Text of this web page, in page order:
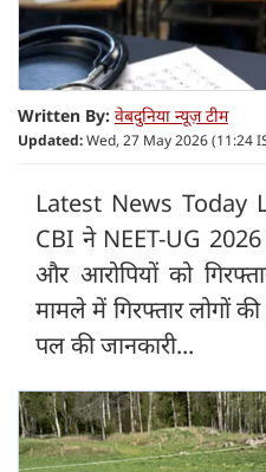
Written By: वेबदुनिया न्यूज़ टीम
Updated:Wed, 27 May 2026 (11:24
Latest News Today
CBI ने NEET-UG 2026
और आरोपियों को
मामले में गिरफ्तार लोगों
पल की जानकारी...